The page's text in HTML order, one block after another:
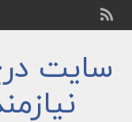
سایت